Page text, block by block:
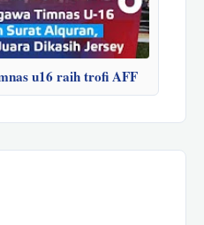
u16 raih trofi AFF